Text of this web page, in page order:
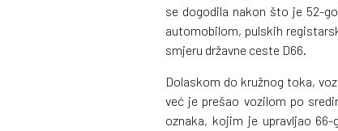
se dogodila nakon što je 52-
automobilom, pulskih
smjeru državne ceste D66.
Dolaskom do kružnog toka,
već je prešao vozilom po
oznaka, kojim je upravljao